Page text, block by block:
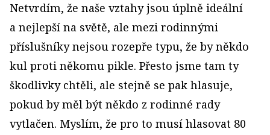
Netvrdím, že naše vztahy jsou úplně ideální
a nejlepší na světě, ale mezi rodinnými
příslušníky nejsou rozepře typu, že by někdo
kul proti někomu pikle. Přesto jsme tam ty
škodlivky chtěli, ale stejně se pak hlasuje,
pokud by měl být někdo z rodinné rady
vytlačen. Myslím, že pro to musí hlasovat 80